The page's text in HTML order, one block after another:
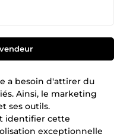
a besoin d'attirer du
Ainsi, le marketing
ses outils.
identifier cette
exceptionnelle